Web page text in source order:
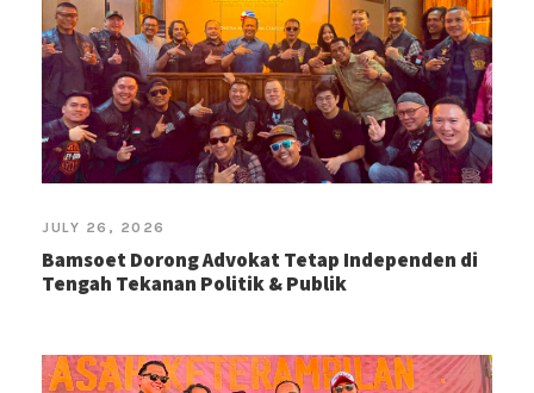
JULY 26, 2026
Bamsoet Dorong Advokat Tetap Independen di
Tengah Tekanan Politik & Publik